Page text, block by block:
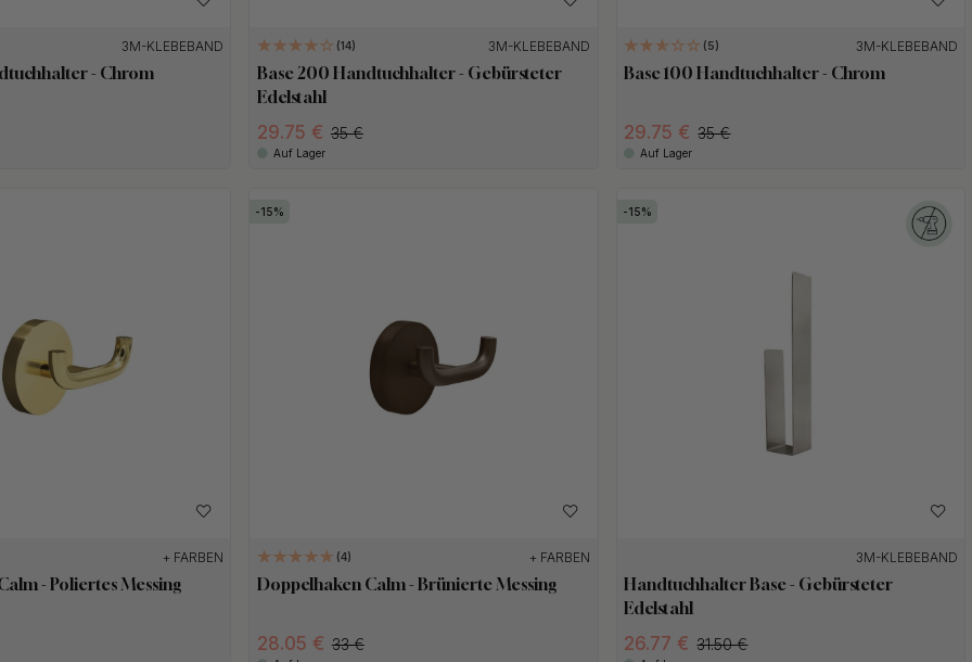
3M-KLEBEBAND
- Chrom
14 3M-KLEBEBAND
Base 200 Handtuchhalter - Gebürsteter
Edelstahl
29.75 € 35 €
Auf Lager
5 3M-KLEBEBAND
Base 100 Handtuchhalter - Chrom
29.75 € 35 €
Auf Lager
+ FARBEN
- Poliertes Messing
15
4 + FARBEN
Doppelhaken Calm - Brünierte Messing
28.05 € 33 €
15
3M-KLEBEBAND
Handtuchhalter Base - Gebürsteter
Edelstahl
26.77 € 31.50 €